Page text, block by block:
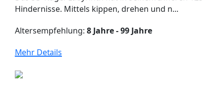
Hindernisse. Mittels kippen, drehen und n...
Altersempfehlung: 8 Jahre - 99 Jahre
Mehr Details